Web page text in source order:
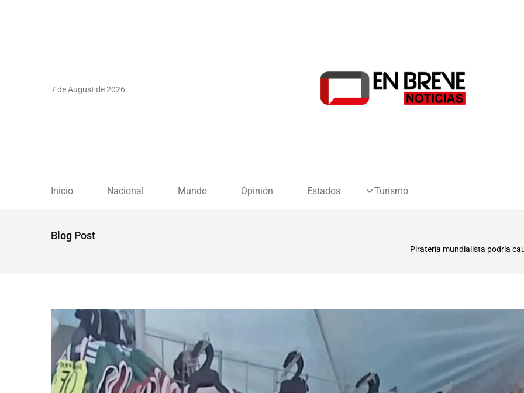
7 de August de 2026
Inicio Nacional Mundo Opinión Estados Turismo
Blog Post
Piratería mundialista podría